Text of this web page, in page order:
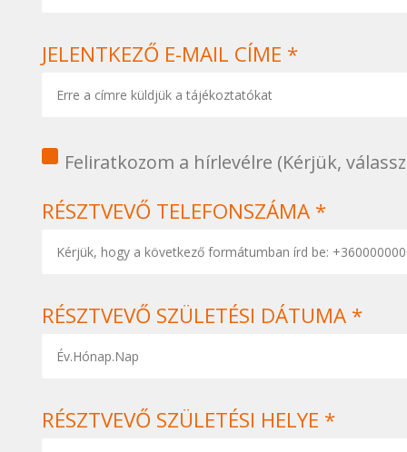
JELENTKEZŐ E-MAIL CÍME *
1
Feliratkozom a hírlevélre (Kérjük,
RÉSZTVEVŐ TELEFONSZÁMA *
RÉSZTVEVŐ SZÜLETÉSI DÁTUMA *
RÉSZTVEVŐ SZÜLETÉSI HELYE *